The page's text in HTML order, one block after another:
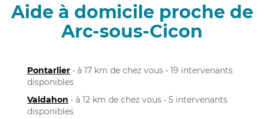
Aide à domicile proche de
Arc-sous-Cicon
Pontarlier • à 17 km de chez vous • 19 intervenants
disponibles
Valdahon • à 12 km de chez vous • 5 intervenants
disponibles